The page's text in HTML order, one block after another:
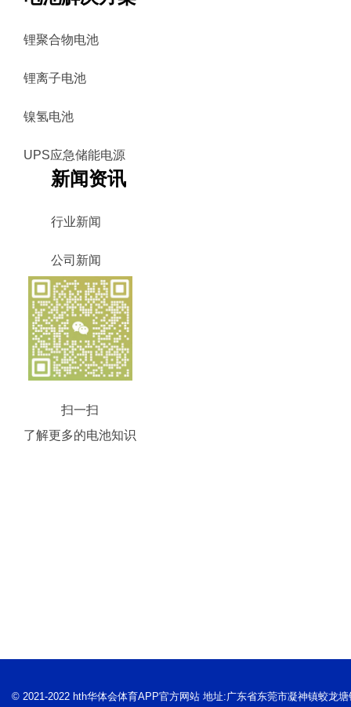
锂聚合物电池
锂离子电池
镍氢电池
UPS应急储能电源
新闻资讯
行业新闻
公司新闻
扫一扫
了解更多的电池知识
© 2021-2022 hth华体会体育APP官方网站 地址:广东省东莞市凝神镇蛟龙